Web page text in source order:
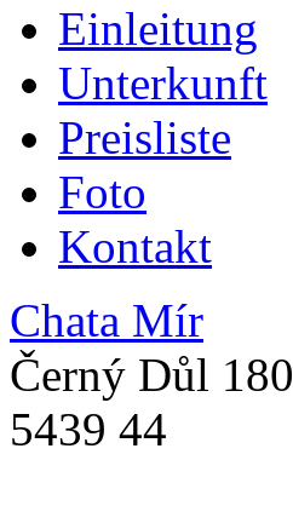
Einleitung
Unterkunft
Preisliste
Foto
Kontakt
Chata Mír
Černý Důl 180
5439 44